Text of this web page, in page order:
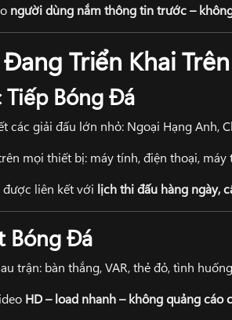
người dùng nắm thông tin trước –
Triển Khai
Tiếp Bóng Đá
các giải đấu lớn nhỏ: Ngoại Hạng Anh,
mọi thiết bị: máy tính, điện thoại, máy
liên kết với lịch thi đấu hàng ngày,
Bóng Đá
trận: bàn thắng, VAR, thẻ đỏ, tình
HD – load nhanh – không quảng cáo